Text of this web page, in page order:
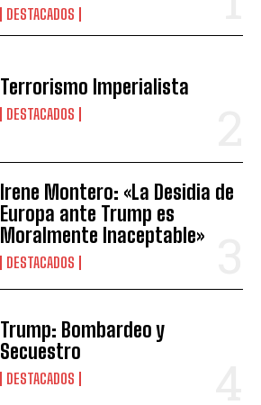
DESTACADOS
Terrorismo Imperialista
DESTACADOS
Irene Montero: «La Desidia de
Europa ante Trump es
Moralmente Inaceptable»
DESTACADOS
Trump: Bombardeo y
Secuestro
DESTACADOS